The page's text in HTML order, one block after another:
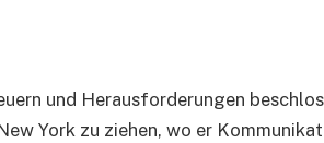
und Herausforderungen
York zu ziehen, wo er